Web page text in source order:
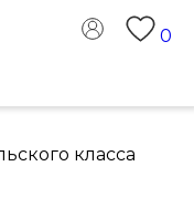
0
класса